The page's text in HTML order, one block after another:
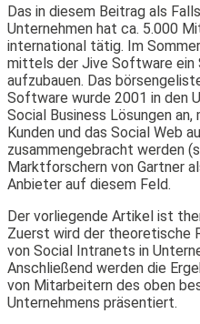
Das in diesem Beitrag als
Unternehmen hat ca. 5.000
international tätig. Im
mittels der Jive Software ein
aufzubauen. Das
Software wurde 2001 in den
Social Business Lösungen
Kunden und das Social Web
zusammengebracht werden
Marktforschern von Gartner
Anbieter auf diesem Feld.
Der vorliegende Artikel ist
Zuerst wird der theoretische
von Social Intranets in
Anschließend werden die
von Mitarbeitern des oben
Unternehmens präsentiert.